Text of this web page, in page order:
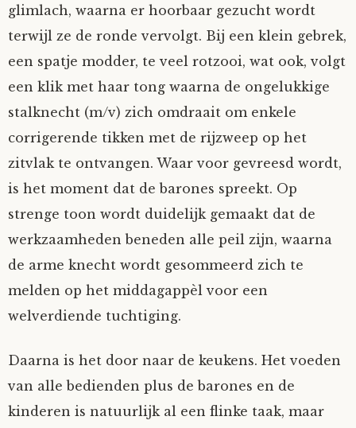
Nyncke
Rozemarijn
Spelican
Stefan
Sunniva
Tim-
Tom Mathys
Vorrion
glimlach, waarna er hoorbaar gezucht wordt
terwijl ze de ronde vervolgt. Bij een klein gebrek,
een spatje modder, te veel rotzooi, wat ook, volgt
een klik met haar tong waarna de ongelukkige
stalknecht (m/v) zich omdraait om enkele
corrigerende tikken met de rijzweep op het
zitvlak te ontvangen. Waar voor gevreesd wordt,
is het moment dat de barones spreekt. Op
strenge toon wordt duidelijk gemaakt dat de
werkzaamheden beneden alle peil zijn, waarna
de arme knecht wordt gesommeerd zich te
melden op het middagappèl voor een
welverdiende tuchtiging.
Daarna is het door naar de keukens. Het voeden
van alle bedienden plus de barones en de
kinderen is natuurlijk al een flinke taak, maar